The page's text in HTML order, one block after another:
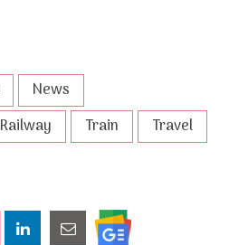
News
Railway Train Travel